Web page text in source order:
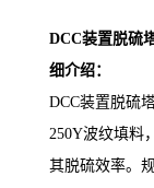
DCC装置脱硫
细介绍：
DCC装置脱硫
250Y波纹填料
其脱硫效率。